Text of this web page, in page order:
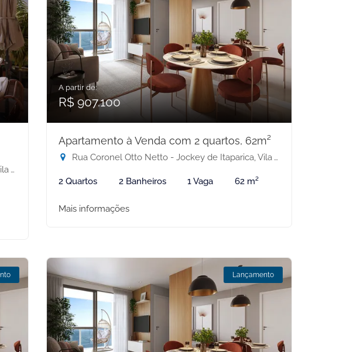
A partir de:
R$ 907.100
Apartamento à Venda com 2 quartos, 62m²
Rua Coronel Otto Netto - Jockey de Itaparica, Vila Velha-ES
2 Quartos 2 Banheiros 1 Vaga 62 m²
Mais informações
Lançamento